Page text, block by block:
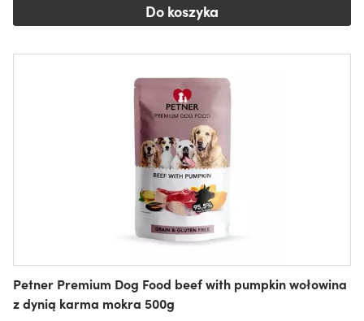
Do koszyka
Petner Premium Dog Food beef with pumpkin wołowina
z dynią karma mokra 500g